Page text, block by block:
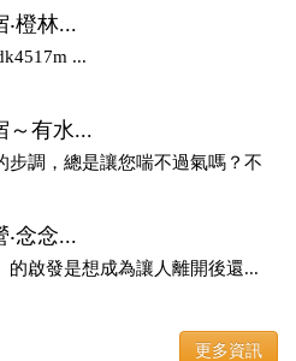
‧橙林...
...
～有水...
步調，總是讓您喘不過氣嗎？不
‧念念...
的啟發是想成為讓人離開後還...
更多資訊